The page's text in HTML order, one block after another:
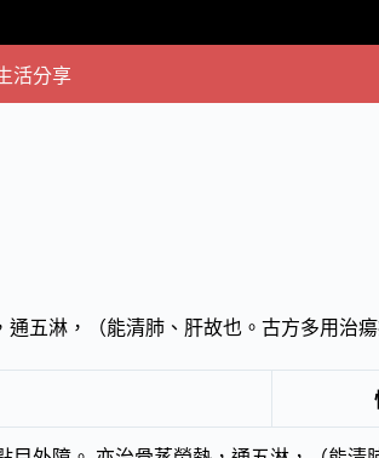
活分享
五淋，（能清肺、肝故也。古方多用治